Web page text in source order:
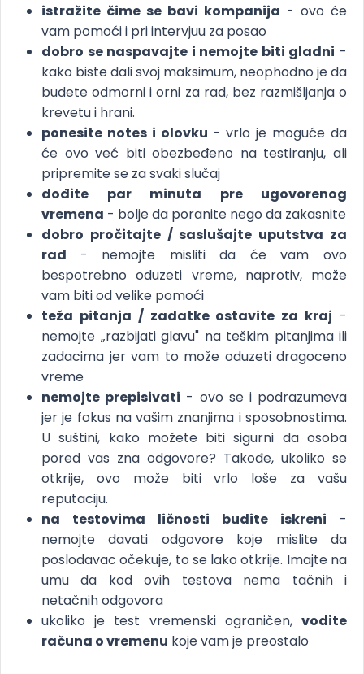
istražite čime se bavi kompanija - ovo će
vam pomoći i pri intervjuu za posao
dobro se naspavajte i nemojte biti gladni -
kako biste dali svoj maksimum, neophodno je da
budete odmorni i orni za rad, bez razmišljanja o
krevetu i hrani.
ponesite notes i olovku - vrlo je moguće da
će ovo već biti obezbeđeno na testiranju, ali
pripremite se za svaki slučaj
dođite par minuta pre ugovorenog
vremena - bolje da poranite nego da zakasnite
dobro pročitajte / saslušajte uputstva za
rad - nemojte misliti da će vam ovo
bespotrebno oduzeti vreme, naprotiv, može
vam biti od velike pomoći
teža pitanja / zadatke ostavite za kraj -
nemojte „razbijati glavu" na teškim pitanjima ili
zadacima jer vam to može oduzeti dragoceno
vreme
nemojte prepisivati - ovo se i podrazumeva
jer je fokus na vašim znanjima i sposobnostima.
U suštini, kako možete biti sigurni da osoba
pored vas zna odgovore? Takođe, ukoliko se
otkrije, ovo može biti vrlo loše za vašu
reputaciju.
na testovima ličnosti budite iskreni -
nemojte davati odgovore koje mislite da
poslodavac očekuje, to se lako otkrije. Imajte na
umu da kod ovih testova nema tačnih i
netačnih odgovora
ukoliko je test vremenski ograničen, vodite
računa o vremenu koje vam je preostalo